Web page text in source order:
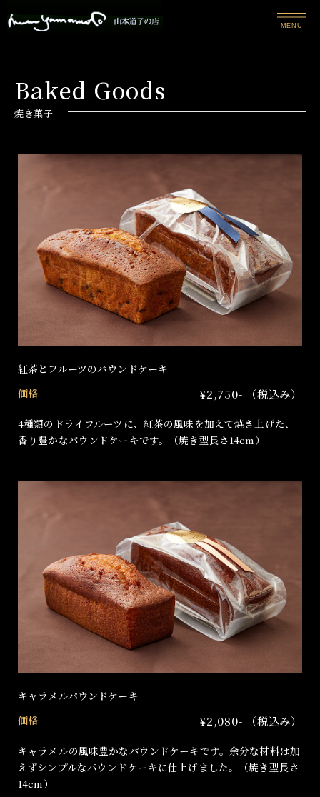
MENU
Baked Goods
焼き菓子
紅茶とフルーツのパウンドケーキ
価格
¥2,750- （税込み）
4種類のドライフルーツに、紅茶の風味を加えて焼き上げた、
香り豊かなパウンドケーキです。（焼き型長さ14cm）
キャラメルパウンドケーキ
価格
¥2,080- （税込み）
キャラメルの風味豊かなパウンドケーキです。余分な材料は加
えずシンプルなパウンドケーキに仕上げました。（焼き型長さ
14cm）